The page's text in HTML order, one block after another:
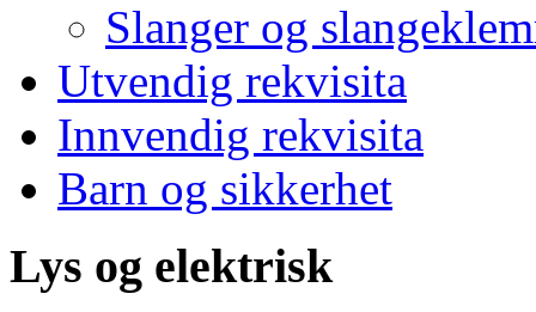
Slanger og
Utvendig rekvisita
Innvendig rekvisita
Barn og sikkerhet
Lys og elektrisk